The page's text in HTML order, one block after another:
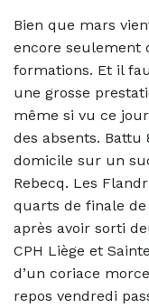
Bien que mars
encore seulement
formations. Et il
une grosse
même si vu ce
des absents. Battu
domicile sur un
Rebecq. Les
quarts de finale de
après avoir sorti
CPH Liège et
d’un coriace
repos vendredi